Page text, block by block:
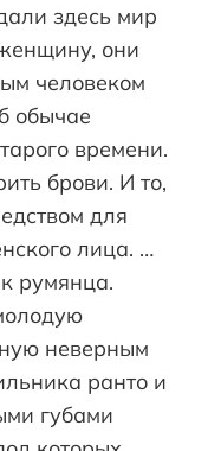
здесь мир
они
человеком
обычае
времени.
брови. И то,
для
лица. …
румянца.
неверным
ранто и
губами